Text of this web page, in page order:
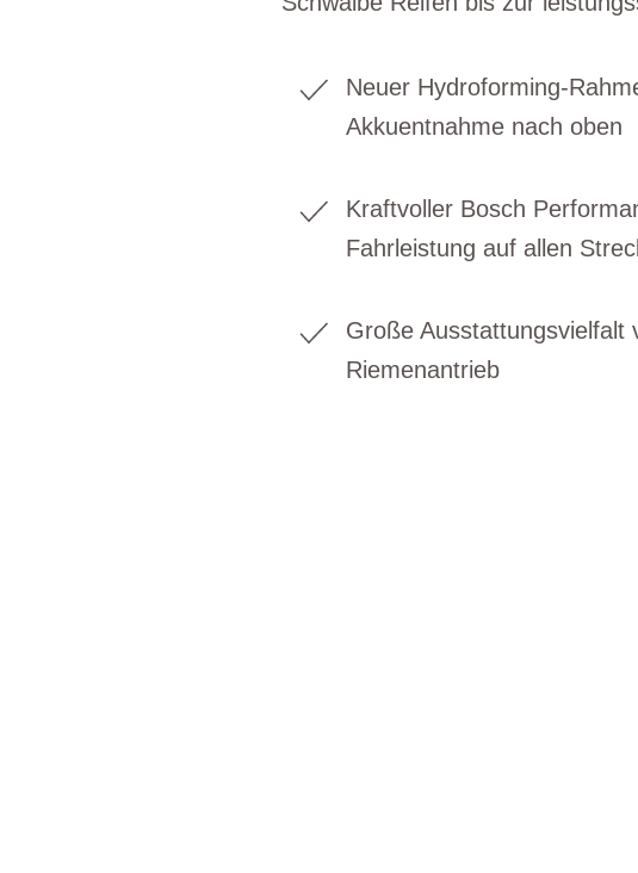
Neuer Hydroforming-
Akkuentnahme nach oben
Kraftvoller Bosch
Fahrleistung auf allen
Große Ausstattungsvielfalt
Riemenantrieb